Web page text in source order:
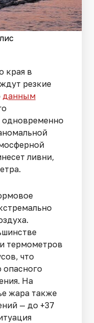
края в
резкие
данным
одновременно
ливни,
термометров
что
опасного
На
жара также
— до +37